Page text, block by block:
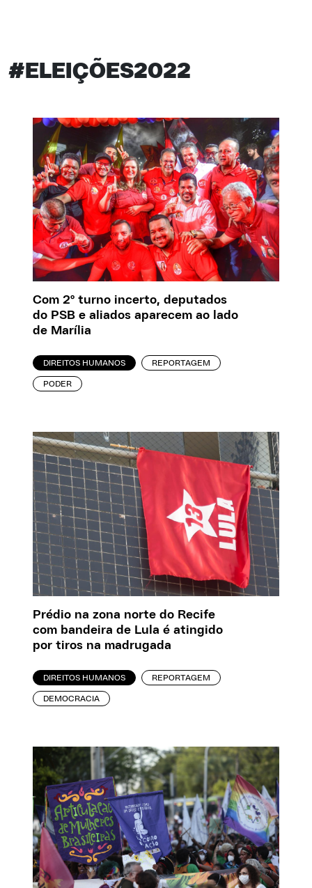
#ELEIÇÕES2022
Com 2º turno incerto, deputados
do PSB e aliados aparecem ao lado
de Marília
DIREITOS HUMANOS REPORTAGEM
PODER
Prédio na zona norte do Recife
com bandeira de Lula é atingido
por tiros na madrugada
DIREITOS HUMANOS REPORTAGEM
DEMOCRACIA